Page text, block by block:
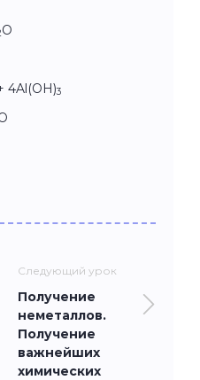
O
4Al(OH)3
Следующий урок
Получение
неметаллов.
Получение
важнейших
химических